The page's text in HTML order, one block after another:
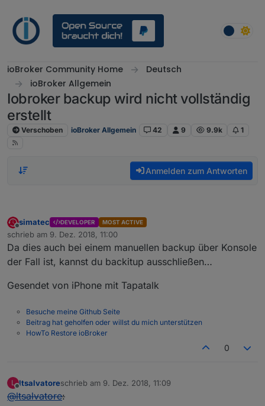
ioBroker Community Home
Deutsch
ioBroker Allgemein
Iobroker backup wird nicht vollständig
erstellt
Verschoben ioBroker Allgemein 42 9 9.9k 1
Anmelden zum Antworten
Offline
simatec DEVELOPER MOST ACTIVE
schrieb am 9. Dez. 2018, 11:00
zuletzt editiert von
Da dies auch bei einem manuellen backup über Konsole
der Fall ist, kannst du backitup ausschließen…
Gesendet von iPhone mit Tapatalk
Besuche meine Github Seite
Beitrag hat geholfen oder willst du mich unterstützen
HowTo Restore ioBroker
0
L
Offline
ltsalvatoreschrieb am 9. Dez. 2018, 11:09
zuletzt editiert von
@ltsalvatore: